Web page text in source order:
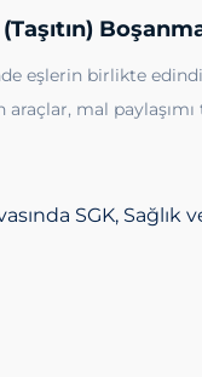
eşlerin birlikte
araçlar, mal paylaşımı